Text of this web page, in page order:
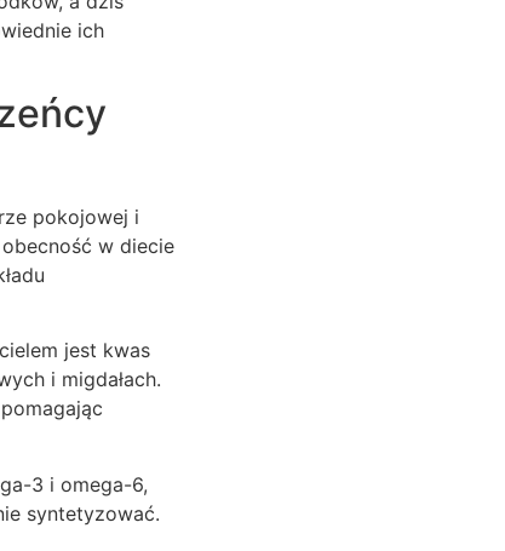
ich
pokojowej i
w diecie
jest kwas
i migdałach.
3 i omega-6,
syntetyzować.